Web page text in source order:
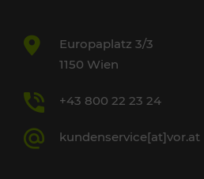
Europaplatz 3/3
1150 Wien
+43 800 22 23 24
kundenservice[at]vor.at